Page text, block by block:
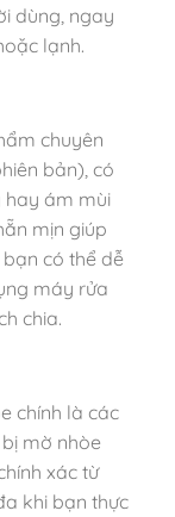
dùng, ngay
lạnh.
chuyên
bản), có
hay ám mùi
mịn giúp
có thể dễ
máy rửa
chia.
chính là các
mờ nhòe
xác từ
khi bạn thực